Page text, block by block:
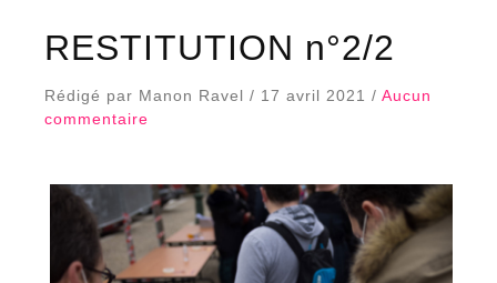
RESTITUTION n°2/2
Rédigé par Manon Ravel / 17 avril 2021 / Aucun
commentaire